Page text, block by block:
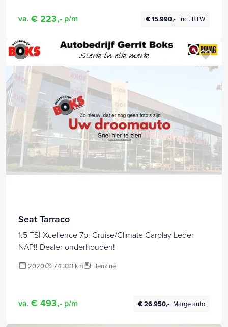
va. € 223,- p/m € 15.990,- Incl. BTW
Seat Tarraco
1.5 TSI Xcellence 7p. Cruise/Climate Carplay Leder
NAP!! Dealer onderhouden!
2020 74.333 km Benzine
va. € 493,- p/m € 26.950,- Marge auto